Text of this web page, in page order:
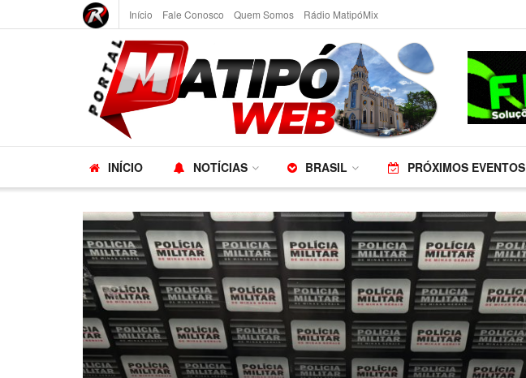
Início Fale Conosco Quem Somos Rádio MatipóMix
INÍCIO NOTÍCIAS BRASIL PRÓXIMOS EVENTOS